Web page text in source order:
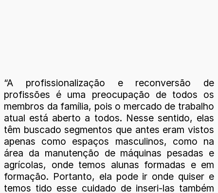
“A profissionalização e reconversão de
profissões é uma preocupação de todos os
membros da família, pois o mercado de trabalho
atual está aberto a todos. Nesse sentido, elas
têm buscado segmentos que antes eram vistos
apenas como espaços masculinos, como na
área da manutenção de máquinas pesadas e
agrícolas, onde temos alunas formadas e em
formação. Portanto, ela pode ir onde quiser e
temos tido esse cuidado de inseri-las também